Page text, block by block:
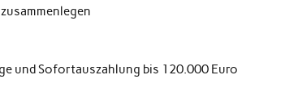
und Sofortauszahlung bis 120.000 Euro